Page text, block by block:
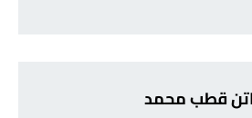
قطب محمد